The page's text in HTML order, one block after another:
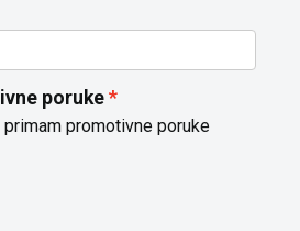
poruke
promotivne poruke